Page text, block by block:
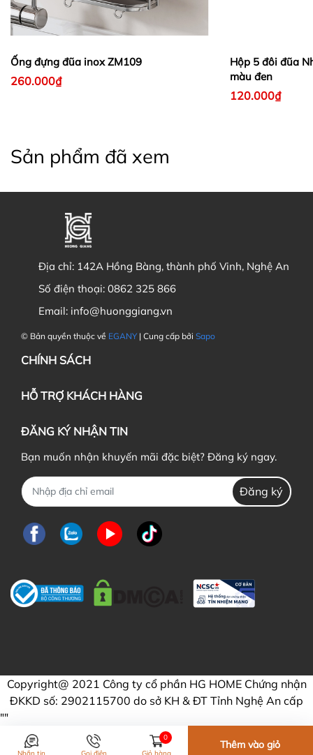
Ống đựng đũa inox ZM109
260.000₫
Hộp 5 đôi đũa
màu đen
120.000₫
Sản phẩm đã xem
Địa chỉ: 142A Hồng Bàng, thành phố Vinh, Nghệ An
Số điện thoại: 0862 325 866
Email: info@huonggiang.vn
© Bản quyền thuộc về EGANY | Cung cấp bởi Sapo
CHÍNH SÁCH
HỖ TRỢ KHÁCH HÀNG
ĐĂNG KÝ NHẬN TIN
Bạn muốn nhận khuyến mãi đặc biệt? Đăng ký ngay.
Đăng ký
Copyright@ 2021 Công ty cổ phần HG HOME Chứng nhận
ĐKKD số: 2902115700 do sở KH & ĐT Tỉnh Nghệ An cấp
""
Nhắn tin Gọi điện
0
Giỏ hàng
Thêm vào giỏ